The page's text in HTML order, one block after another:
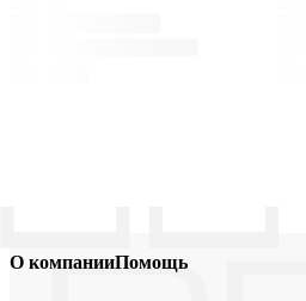
О компанииПомощь